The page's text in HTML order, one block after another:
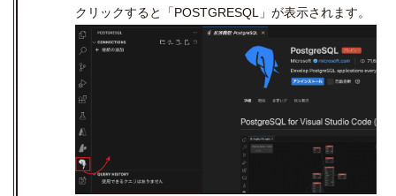
クリックすると「POSTGRESQL 」が表示されます。